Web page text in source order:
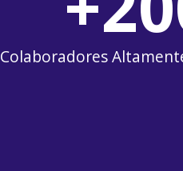
Colaboradores